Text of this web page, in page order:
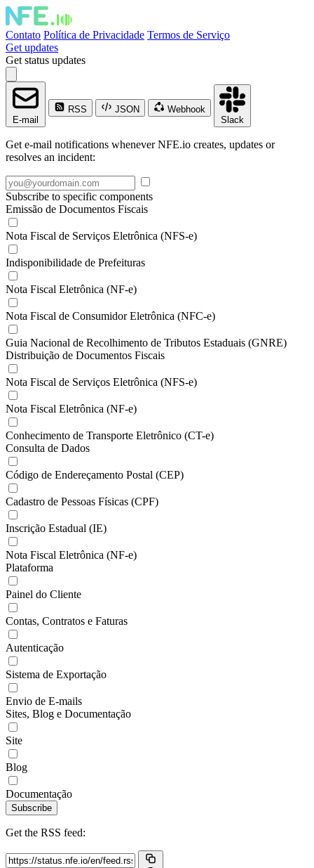
Contato Política de Privacidade Termos de Serviço
Get updates
Get status updates
E-mail
RSS JSON
Webhook
Slack
Get e-mail notifications whenever NFE.io creates, updates or
resolves an incident:
Subscribe to specific components
Emissão de Documentos Fiscais
Nota Fiscal de Serviços Eletrônica (NFS-e)
Indisponibilidade de Prefeituras
Nota Fiscal Eletrônica (NF-e)
Nota Fiscal de Consumidor Eletrônica (NFC-e)
Guia Nacional de Recolhimento de Tributos Estaduais (GNRE)
Distribuição de Documentos Fiscais
Nota Fiscal de Serviços Eletrônica (NFS-e)
Nota Fiscal Eletrônica (NF-e)
Conhecimento de Transporte Eletrônico (CT-e)
Consulta de Dados
Código de Endereçamento Postal (CEP)
Cadastro de Pessoas Físicas (CPF)
Inscrição Estadual (IE)
Nota Fiscal Eletrônica (NF-e)
Plataforma
Painel do Cliente
Contas, Contratos e Faturas
Autenticação
Sistema de Exportação
Envio de E-mails
Sites, Blog e Documentação
Site
Blog
Documentação
Subscribe
Get the RSS feed: